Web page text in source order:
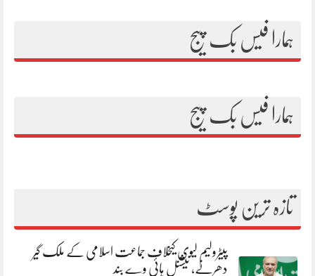
ہمارا فیس بک پیج
ہمارا فیس بک پیج
تازہ ترین پوسٹ
پیٹرولیم لیوی کیخلاف جماعت اسلامی کے ملک گیر
دھرنے، نیشنل ہائی وے بند